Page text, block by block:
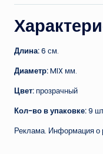
Длина:6 см.
Диаметр:MIX мм.
Цвет:прозрачный
Кол-во в упаковке:9
Реклама. Информация о